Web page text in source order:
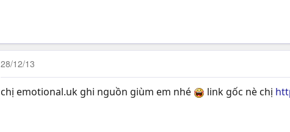
28/12/13
chị emotional.uk ghi nguồn giùm em nhé link gốc nè chị